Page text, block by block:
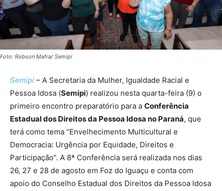
Foto: Robson Mafra/ Semipi
Semipi – A Secretaria da Mulher, Igualdade Racial e
Pessoa Idosa (Semipi) realizou nesta quarta-feira (9) o
primeiro encontro preparatório para a Conferência
Estadual dos Direitos da Pessoa Idosa no Paraná, que
terá como tema “Envelhecimento Multicultural e
Democracia: Urgência por Equidade, Direitos e
Participação”. A 8ª Conferência será realizada nos dias
26, 27 e 28 de agosto em Foz do Iguaçu e conta com
apoio do Conselho Estadual dos Direitos da Pessoa Idosa